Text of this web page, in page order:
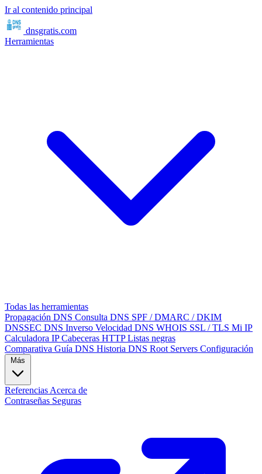
Ir al contenido principal
dnsgratis.com
Herramientas
Todas las herramientas
Propagación DNS Consulta DNS SPF / DMARC / DKIM
DNSSEC DNS Inverso Velocidad DNS WHOIS SSL / TLS Mi IP
Calculadora IPCabeceras HTTPListas negras
Comparativa Guía DNS Historia DNS Root Servers Configuración
Referencias Acerca de
Contraseñas Seguras